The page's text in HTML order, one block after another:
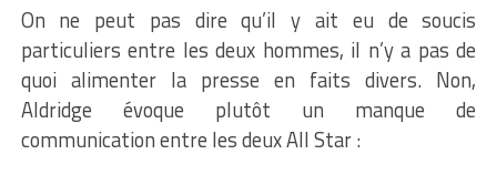
On ne peut pas dire qu’il y ait eu de soucis
particuliers entre les deux hommes, il n’y a pas de
quoi alimenter la presse en faits divers. Non,
Aldridge évoque plutôt un manque de
communication entre les deux All Star :